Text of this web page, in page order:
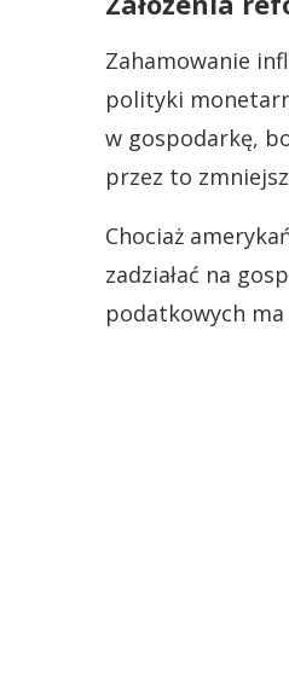
Zahamowanie
polityki
w gospodarkę,
przez to
Chociaż
zadziałać na
podatkowych